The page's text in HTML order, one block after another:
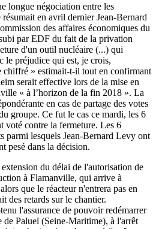
longue négociation entre les
résumait en avril dernierJean-Bernard
des affaires économiques du
par EDF du fait de la privation
d'un outil nucléaire (...) qui
le préjudice qui est, je crois,
chiffré » estimait-t-il tout en confirmant
serait effective lors de la mise en
« à l’horizon de la fin 2018 ». La
en cas de partage des votes
groupe. Ce fut le cas ce mardi, les 6
voté contre la fermeture. Les 6
parmi lesquels Jean-Bernard Levy ont
pesé dans la décision.
du délai de l'autorisation de
à Flamanville, qui arrive à
que le réacteur n'entrera pas en
des retards sur le chantier.
l'assurance de pouvoir redémarrer
de Paluel (Seine-Maritime), à l'arrêt